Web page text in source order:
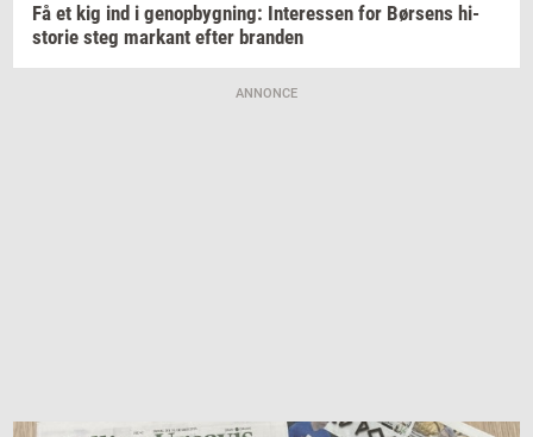
Få et kig ind i genop­byg­ning: In­ter­es­sen for Bør­sens hi­
sto­rie steg mar­kant efter bran­den
ANNONCE